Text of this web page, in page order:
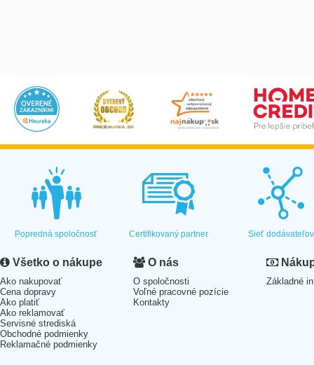
Popredná spoločnosť Certifikovaný partner Sieť dodávateľov
Všetko o nákupe
Ako nakupovať
Cena dopravy
Ako platiť
Ako reklamovať
Servisné strediská
Obchodné podmienky
Reklamačné podmienky
O nás
O spoločnosti
Voľné pracovné pozície
Kontakty
Základné